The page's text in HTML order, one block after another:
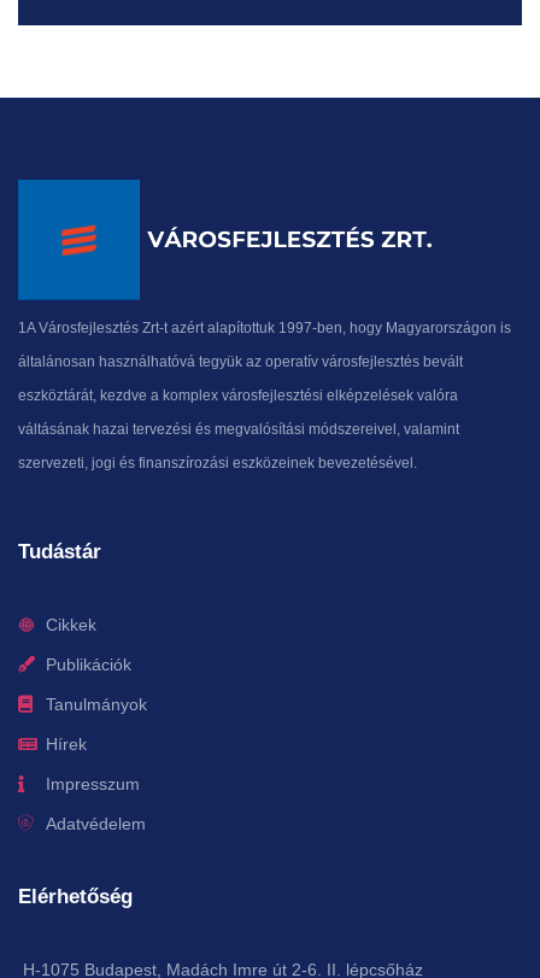
1A Városfejlesztés Zrt-t azért alapítottuk 1997-ben, hogy Magyarországon is
általánosan használhatóvá tegyük az operatív városfejlesztés bevált
eszköztárát, kezdve a komplex városfejlesztési elképzelések valóra
váltásának hazai tervezési és megvalósítási módszereivel, valamint
szervezeti, jogi és finanszírozási eszközeinek bevezetésével.
Tudástár
Cikkek
Publikációk
Tanulmányok
Hírek
Impresszum
Adatvédelem
Elérhetőség
H-1075 Budapest, Madách Imre út 2-6. II. lépcsőház